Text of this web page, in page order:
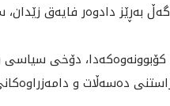
بەڕێز دادوه‌ر فایەق
کۆبوونەوەکەدا، دۆخى
ده‌سه‌ڵات و